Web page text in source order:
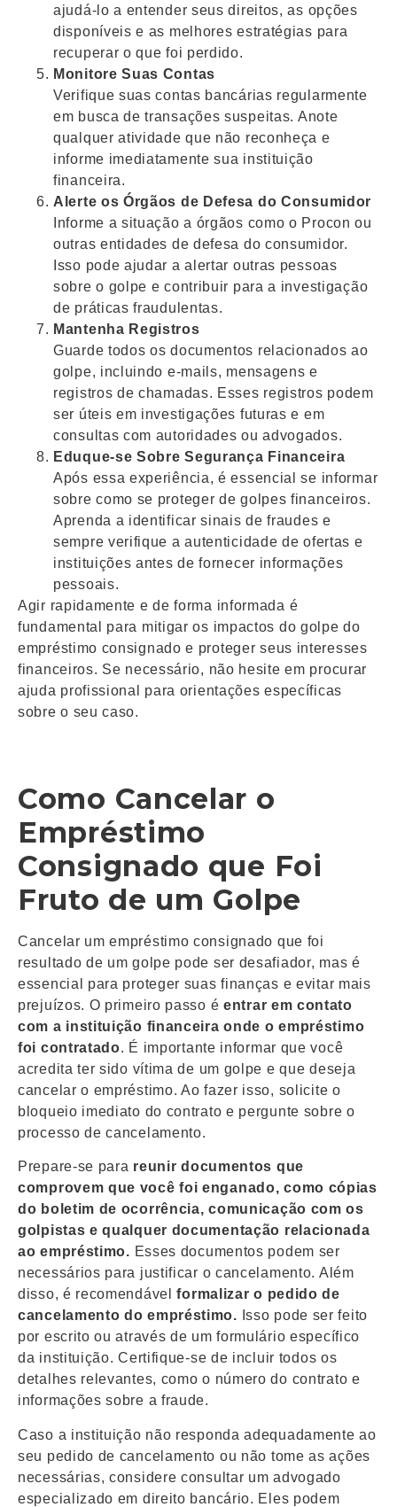
ajudá-lo a entender seus direitos, as opções
disponíveis e as melhores estratégias para
recuperar o que foi perdido.
Monitore Suas Contas
Verifique suas contas bancárias regularmente
em busca de transações suspeitas. Anote
qualquer atividade que não reconheça e
informe imediatamente sua instituição
financeira.
Alerte os Órgãos de Defesa do Consumidor
Informe a situação a órgãos como o Procon ou
outras entidades de defesa do consumidor.
Isso pode ajudar a alertar outras pessoas
sobre o golpe e contribuir para a investigação
de práticas fraudulentas.
Mantenha Registros
Guarde todos os documentos relacionados ao
golpe, incluindo e-mails, mensagens e
registros de chamadas. Esses registros podem
ser úteis em investigações futuras e em
consultas com autoridades ou advogados.
Eduque-se Sobre Segurança Financeira
Após essa experiência, é essencial se informar
sobre como se proteger de golpes financeiros.
Aprenda a identificar sinais de fraudes e
sempre verifique a autenticidade de ofertas e
instituições antes de fornecer informações
pessoais.
Agir rapidamente e de forma informada é
fundamental para mitigar os impactos do golpe do
empréstimo consignado e proteger seus interesses
financeiros. Se necessário, não hesite em procurar
ajuda profissional para orientações específicas
sobre o seu caso.
Como Cancelar o
Empréstimo
Consignado que Foi
Fruto de um Golpe
Cancelar um empréstimo consignado que foi
resultado de um golpe pode ser desafiador, mas é
essencial para proteger suas finanças e evitar mais
prejuízos. O primeiro passo é entrar em contato
com a instituição financeira onde o empréstimo
foi contratado. É importante informar que você
acredita ter sido vítima de um golpe e que deseja
cancelar o empréstimo. Ao fazer isso, solicite o
bloqueio imediato do contrato e pergunte sobre o
processo de cancelamento.
Prepare-se para reunir documentos que
comprovem que você foi enganado, como cópias
do boletim de ocorrência, comunicação com os
golpistas e qualquer documentação relacionada
ao empréstimo. Esses documentos podem ser
necessários para justificar o cancelamento. Além
disso, é recomendávelformalizar o pedido de
cancelamento do empréstimo. Isso pode ser feito
por escrito ou através de um formulário específico
da instituição. Certifique-se de incluir todos os
detalhes relevantes, como o número do contrato e
informações sobre a fraude.
Caso a instituição não responda adequadamente ao
seu pedido de cancelamento ou não tome as ações
necessárias, considere consultar um advogado
especializado em direito bancário. Eles podem